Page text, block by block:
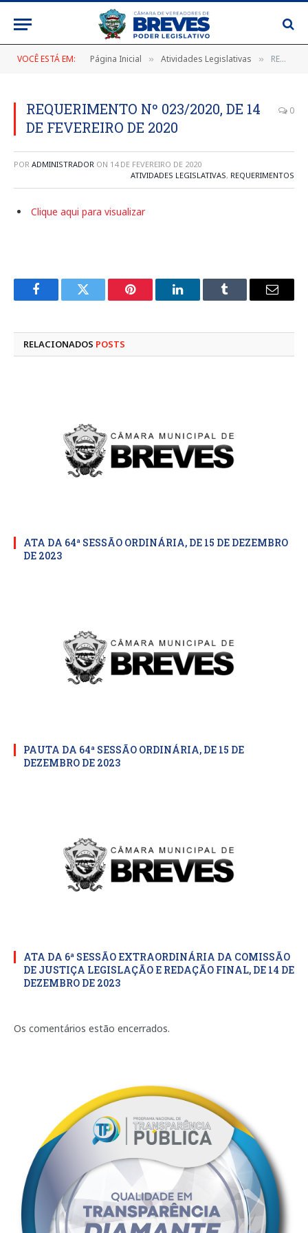
VOCÊ ESTÁ EM: Página Inicial » Atividades Legislativas » REQUERIMENTO Nº 023/2020, DE 14 DE FEVEREIRO DE 2020
REQUERIMENTO Nº 023/2020, DE 14
DE FEVEREIRO DE 2020
0
POR ADMINISTRADOR ON 14 DE FEVEREIRO DE 2020
ATIVIDADES LEGISLATIVAS, REQUERIMENTOS
Clique aqui para visualizar
FacebookTwitter Pinterest LinkedInTumblr
E-
RELACIONADOS POSTS
ATA DA 64ª SESSÃO ORDINÁRIA, DE 15 DE DEZEMBRO
DE 2023
PAUTA DA 64ª SESSÃO ORDINÁRIA, DE 15 DE
DEZEMBRO DE 2023
ATA DA 6ª SESSÃO EXTRAORDINÁRIA DA COMISSÃO
DE JUSTIÇA LEGISLAÇÃO E REDAÇÃO FINAL, DE 14 DE
DEZEMBRO DE 2023
Os comentários estão encerrados.